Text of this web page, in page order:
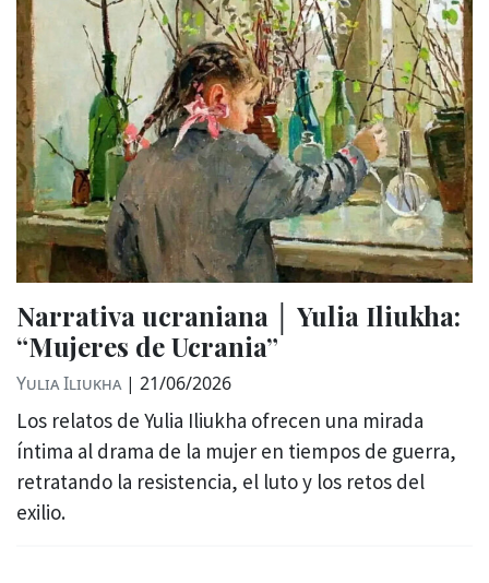
Narrativa ucraniana │ Yulia Iliukha:
“Mujeres de Ucrania”
Yulia Iliukha | 21/06/2026
Los relatos de Yulia Iliukha ofrecen una mirada
íntima al drama de la mujer en tiempos de guerra,
retratando la resistencia, el luto y los retos del
exilio.